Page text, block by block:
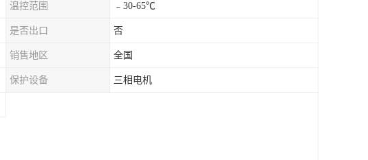
温控范围 ﹣30-65℃
是否出口 否
销售地区 全国
保护设备 三相电机